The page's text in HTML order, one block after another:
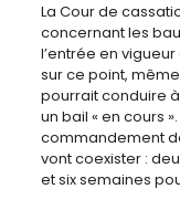
La Cour de
concernant les
l’entrée en
sur ce point,
pourrait conduire
un bail « en cours
commandement
vont coexister :
et six semaines